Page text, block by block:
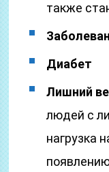
также
Диабет
Лишний
людей с
нагрузка